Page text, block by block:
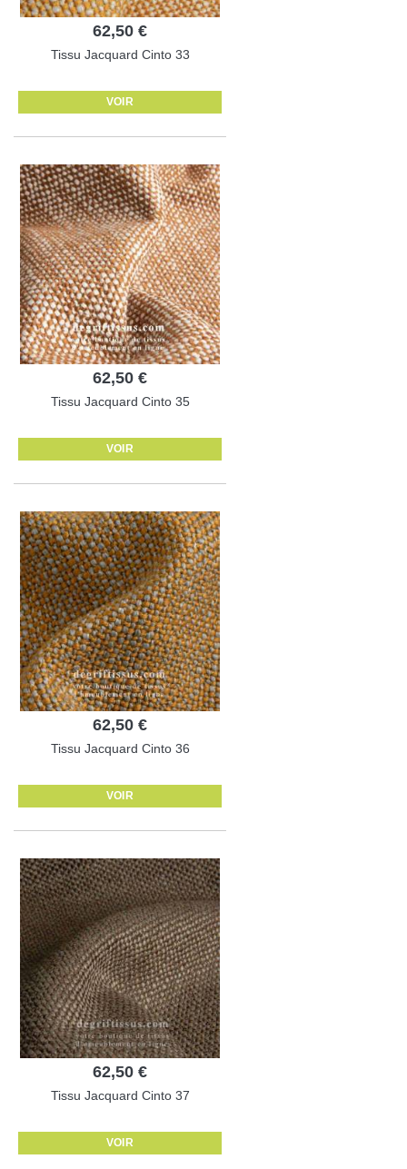
62,50 €
Tissu Jacquard Cinto 33
VOIR
62,50 €
Tissu Jacquard Cinto 35
VOIR
62,50 €
Tissu Jacquard Cinto 36
VOIR
62,50 €
Tissu Jacquard Cinto 37
VOIR